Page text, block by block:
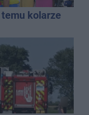
kolarze